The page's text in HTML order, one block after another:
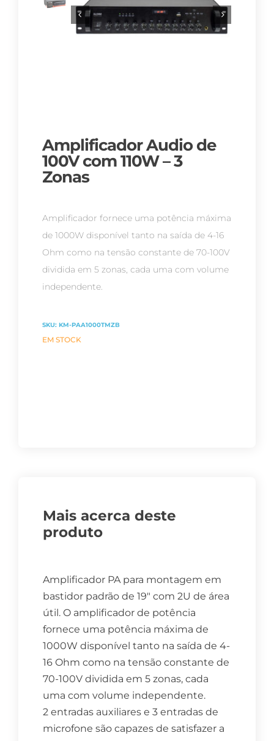
Amplificador Audio de
100V com 110W – 3
Zonas
Amplificador fornece uma potência máxima
de 1000W disponível tanto na saída de 4-16
Ohm como na tensão constante de 70-100V
dividida em 5 zonas, cada uma com volume
independente.
SKU: KM-PAA1000TMZB
EM STOCK
Mais acerca deste
produto
Amplificador PA para montagem em
bastidor padrão de 19″ com 2U de área
útil. O amplificador de potência
fornece uma potência máxima de
1000W disponível tanto na saída de 4-
16 Ohm como na tensão constante de
70-100V dividida em 5 zonas, cada
uma com volume independente.
2 entradas auxiliares e 3 entradas de
microfone são capazes de satisfazer a